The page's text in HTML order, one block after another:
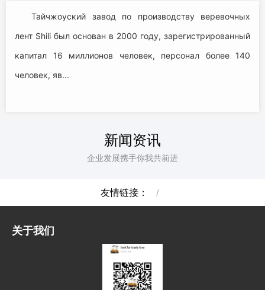
Тайчжоуский завод по производству веревочных
лент Shili был основан в 2000 году, зарегистрированный
капитал 16 миллионов человек, персонал более 140
человек, яв...
新闻资讯
企业发展携手你我共前进
友情链接： /
关于我们